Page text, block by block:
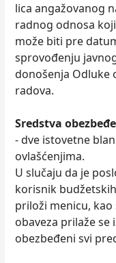
lica angažovanog
radnog odnosa
može biti pre
sprovođenju
donošenja Odluke
radova.
Sredstva
- dve istovetne
ovlašćenjima.
U slučaju da je
korisnik
priloži menicu,
obaveza prilaže se
obezbeđeni svi